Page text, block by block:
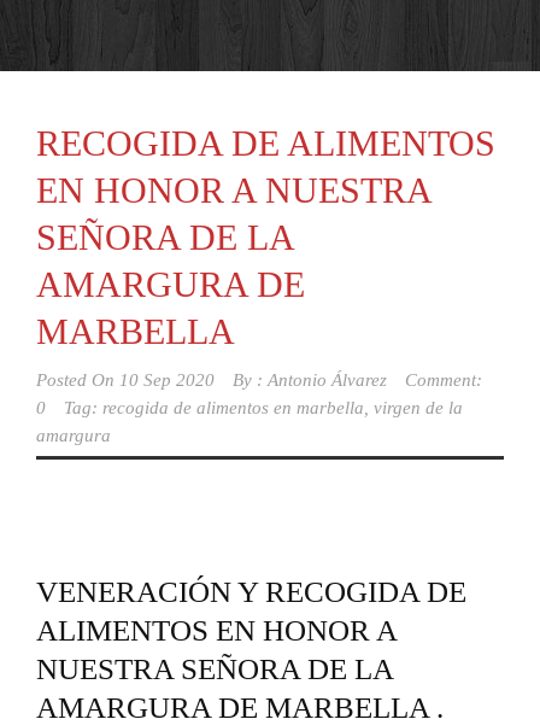
RECOGIDA DE ALIMENTOS
EN HONOR A NUESTRA
SEÑORA DE LA
AMARGURA DE
MARBELLA
Posted On 10 Sep 2020 By : Antonio Álvarez
Comment:
0
Tag: recogida de alimentos en marbella virgen de la
amargura
VENERACIÓN Y RECOGIDA DE
ALIMENTOS EN HONOR A
NUESTRA SEÑORA DE LA
AMARGURA DE MARBELLA .